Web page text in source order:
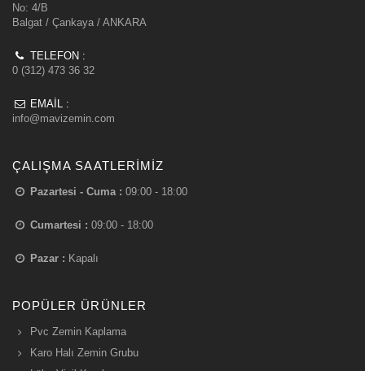
No: 4/B
Balgat / Çankaya / ANKARA
TELEFON :
0 (312) 473 36 32
EMAIL :
info@mavizemin.com
ÇALIŞMA SAATLERIMIZ
Pazartesi - Cuma : 09:00 - 18:00
Cumartesi : 09:00 - 18:00
Pazar : Kapalı
POPÜLER ÜRÜNLER
Pvc Zemin Kaplama
Karo Halı Zemin Grubu